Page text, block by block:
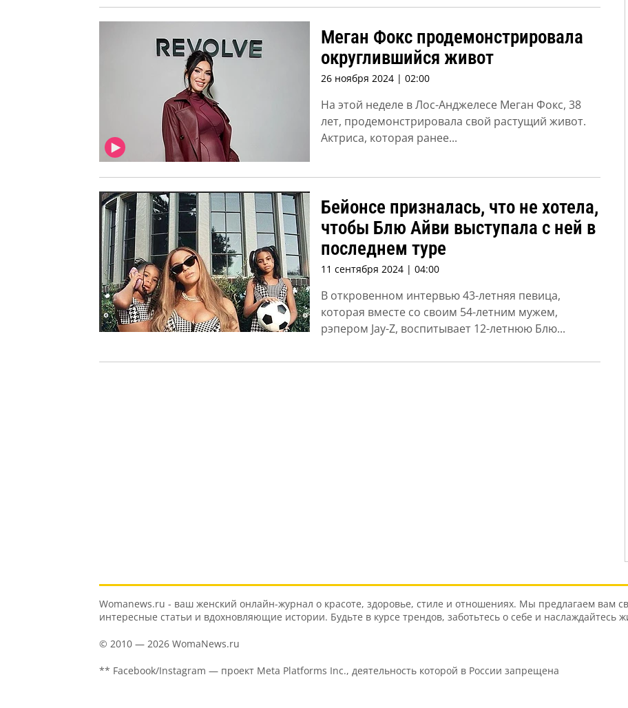
Меган Фокс продемонстрировала
округлившийся живот
26 ноября 2024 | 02:00
На этой неделе в Лос-Анджелесе Меган Фокс, 38
лет, продемонстрировала свой растущий живот.
Актриса, которая ранее...
Бейонсе призналась, что не хотела,
чтобы Блю Айви выступала с ней в
последнем туре
11 сентября 2024 | 04:00
В откровенном интервью 43-летняя певица,
которая вместе со своим 54-летним мужем,
рэпером Jay-Z, воспитывает 12-летнюю Блю...
Womanews.ru - ваш женский онлайн-журнал о красоте, здоровье, стиле и отношениях. Мы предлагаем вам
интересные статьи и вдохновляющие истории. Будьте в курсе трендов, заботьтесь о себе и наслаждайтесь
© 2010 — 2026 WomaNews.ru
** Facebook/Instagram — проект Meta Platforms Inc., деятельность которой в России запрещена